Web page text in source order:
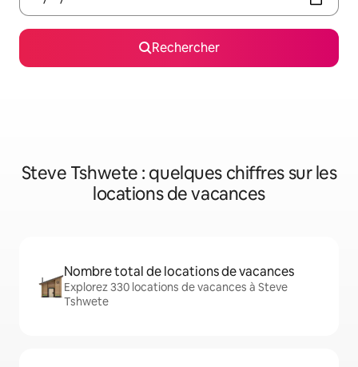
Rechercher
Steve Tshwete : quelques chiffres sur les
locations de vacances
Nombre total de locations de vacances
Explorez 330 locations de vacances à Steve
Tshwete